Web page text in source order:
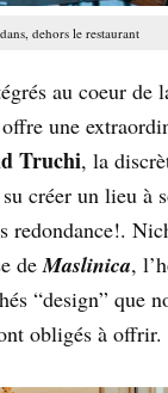
dehors le restaurant
au coeur de
une
Truchi, la
créer un lieu à
redondance!.
de Maslinica,
“design” que
obligés à offrir.